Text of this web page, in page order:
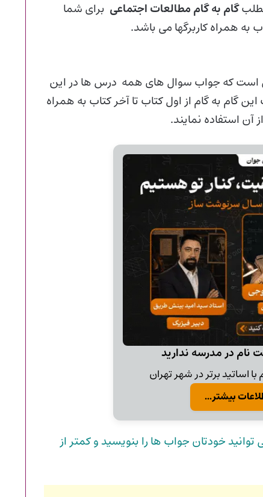
گام به گام مطالعات اجتماعی برای شما
همراه کاربرگها می باشد.
پایه سوم ابتدایی در کل دارای ۲۳ درس است که جواب سوال های همه درس ها در این
این فایل دارای ۵۳ صفحه است این گام به گام از اول کتاب تا آخر کتاب به همراه
آن استفاده نمایند.
نام در مدرسه ندارید
اساتید برتر در شهر تهران
بیشتر...
خودتان جواب ها را بنویسید و کمتر از